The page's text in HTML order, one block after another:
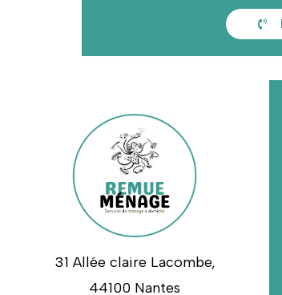
31 Allée claire Lacombe,
44100 Nantes